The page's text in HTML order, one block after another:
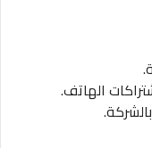
الهاتف.